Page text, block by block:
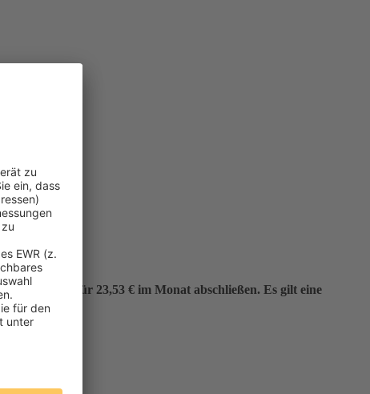
bereits für 23,53 € im Monat abschließen. Es gilt eine